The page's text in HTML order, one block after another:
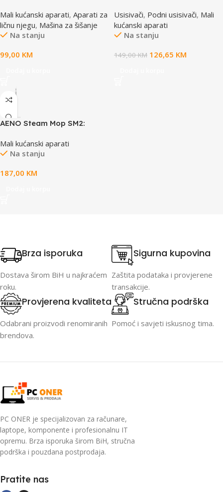
Mali kućanski aparati, Aparati za
ličnu njegu, Mašina za šišanje
Na stanju
99,00 KM
Usisivači, Podni usisivači, Mali
kućanski aparati
Na stanju
149,00KM 126,65 KM
AENO Steam Mop SM2:
Volume 275mL, 3 steam
modes, self-standing
Mali kućanski aparati
Na stanju
187,00 KM
Brza isporuka
Dostava širom BiH u najkraćem
roku.
Sigurna kupovina
Zaštita podataka i provjerene
transakcije.
Provjerena kvaliteta
Odabrani proizvodi renomiranih
brendova.
Stručna podrška
Pomoć i savjeti iskusnog tima.
PC ONER je specijalizovan za računare,
laptope, komponente i profesionalnu IT
opremu. Brza isporuka širom BiH, stručna
podrška i pouzdana postprodaja.
Pratite nas